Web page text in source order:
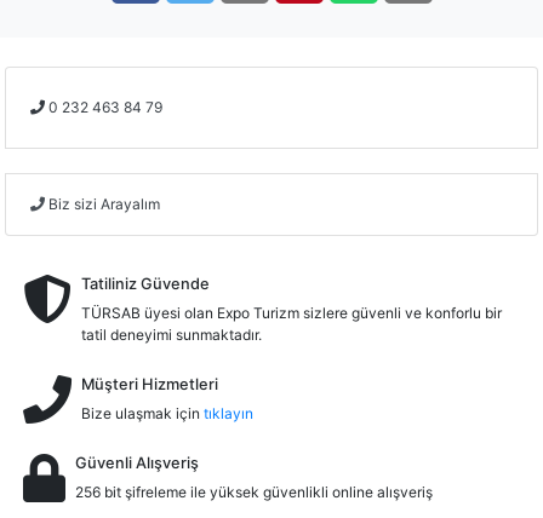
0 232 463 84 79
Biz sizi Arayalım
Tatiliniz Güvende
TÜRSAB üyesi olan Expo Turizm sizlere güvenli ve konforlu bir
tatil deneyimi sunmaktadır.
Müşteri Hizmetleri
Bize ulaşmak için tıklayın
Güvenli Alışveriş
256 bit şifreleme ile yüksek güvenlikli online alışveriş